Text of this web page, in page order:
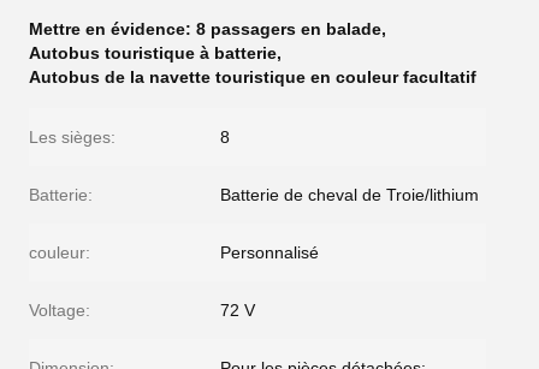
Mettre en évidence: 8 passagers en balade,
Autobus touristique à batterie,
Autobus de la navette touristique en couleur facultatif
Les sièges: 8
Batterie: Batterie de cheval de Troie/lithium
couleur: Personnalisé
Voltage: 72 V